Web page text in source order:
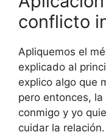
conflicto
Apliquemos el
explicado al
explico algo que
pero entonces,
conmigo y yo
cuidar la